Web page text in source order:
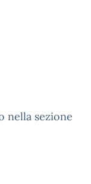
nella sezione